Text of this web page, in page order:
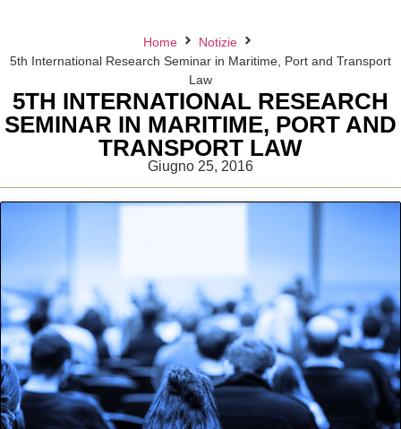
Home
Notizie
5th International Research Seminar in Maritime, Port and Transport
Law
5TH INTERNATIONAL RESEARCH
SEMINAR IN MARITIME, PORT AND
TRANSPORT LAW
Giugno 25, 2016